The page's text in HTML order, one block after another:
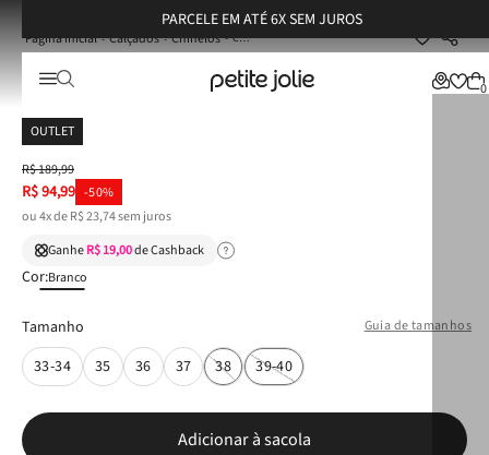
PARCELE EM ATÉ 6X SEM JUROS
0
Calçados Chinelos Chinelo Petite Jolie Lovin' Flat White/Preto PJ7498
Chinelo Petite Jolie Lovin' Flat White/Preto
PJ7498
OUTLET
R$189,99
R$94,99 -50%
ou4x deR$23,74sem juros
GanheR$ 19,00de Cashback
Cor:Branco
Guia de tamanhos
Tamanho
33-34
35 36 37 38 39-40
Adicionar à sacola